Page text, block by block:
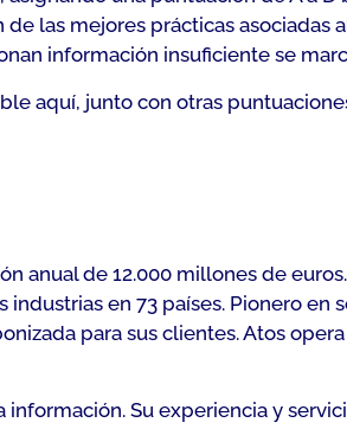
las mejores prácticas asociadas
información insuficiente se
aquí, junto con otras
anual de 12.000 millones de
en 73 países. Pionero en
para sus clientes. Atos
Su experiencia y